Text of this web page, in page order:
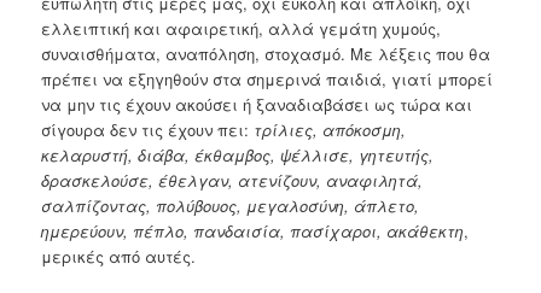
ελλειπτική και αφαιρετική, αλλά γεμάτη χυμούς,
συναισθήματα, αναπόληση, στοχασμό. Με λέξεις που θα
πρέπει να εξηγηθούν στα σημερινά παιδιά, γιατί μπορεί
να μην τις έχουν ακούσει ή ξαναδιαβάσει ως τώρα και
σίγουρα δεν τις έχουν πει: τρίλιες, απόκοσμη,
κελαρυστή, διάβα, έκθαμβος, ψέλλισε, γητευτής,
δρασκελούσε, έθελγαν, ατενίζουν, αναφιλητά,
σαλπίζοντας, πολύβουος, μεγαλοσύνη, άπλετο,
ημερεύουν, πέπλο, πανδαισία, πασίχαροι, ακάθεκτη,
μερικές από αυτές.